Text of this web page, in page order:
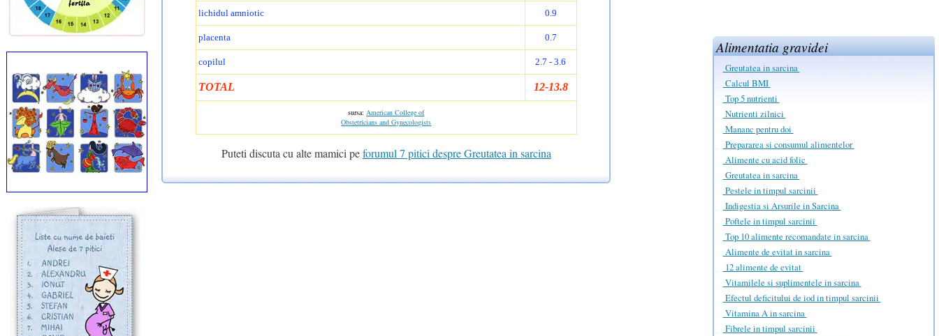
Alimentatia gravidei
Greutatea in sarcina
Calcul BMI
Top 5 nutrienti
Nutrienti zilnici
Mananc pentru doi
Prepararea si consumul alimentelor
Alimente cu acid folic
Greutatea in sarcina
Pestele in timpul sarcinii
Indigestia si Arsurile in Sarcina
Poftele in timpul sarcinii
Top 10 alimente recomandate in sarcina
Alimente de evitat in sarcina
12 alimente de evitat
Vitamilele si suplimentele in sarcina
Efectul deficitului de iod in timpul sarcinii
Vitamina A in sarcina
Fibrele in timpul sarcinii
lichidul amniotic 0.9
placenta 0.7
copilul 2.7 - 3.6
TOTAL 12-13.8
sursa:American College of
Obstetricians and Gynecologists
Puteti discuta cu alte mamici peforumul 7 pitici despre Greutatea in sarcina